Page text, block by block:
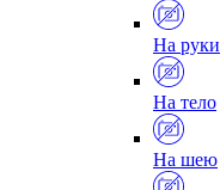
На руки
На тело
На шею